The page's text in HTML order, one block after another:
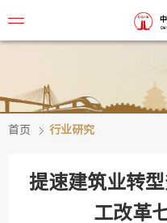
首页 行业研究
提速建筑业转
工改革